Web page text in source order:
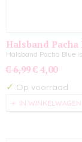
Halsband Pacha
Halsband Pacha Blue
€ 6,99 € 4,00
✓ Op voorraad
IN WINKELWAGEN